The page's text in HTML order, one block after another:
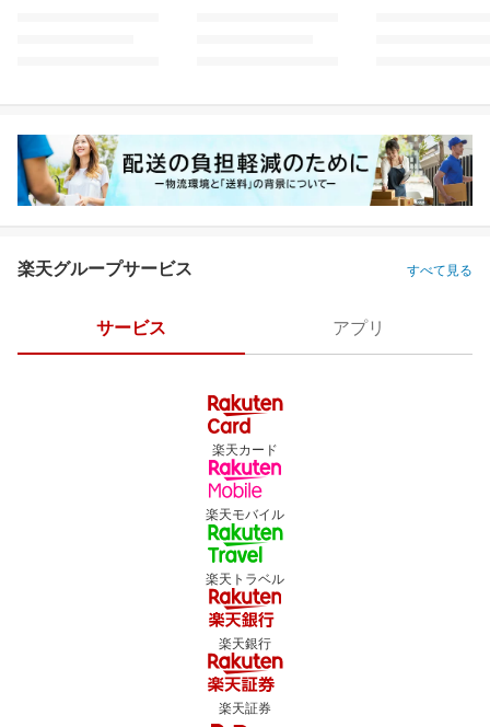
楽天グループサービス すべて見る
サービス アプリ
楽天カード
楽天モバイル
楽天トラベル
楽天銀行
楽天証券